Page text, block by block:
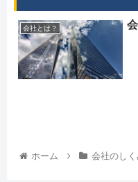
会社とは？
ホーム 会社のしく